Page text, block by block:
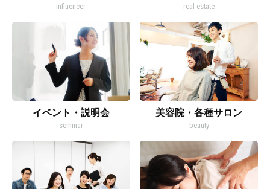
influencer real estate
イベント・説明会
seminar
美容院・各種サロン
beauty